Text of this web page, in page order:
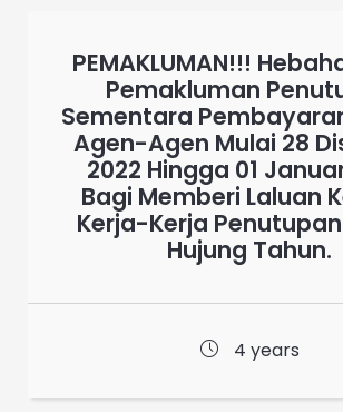
PEMAKLUMAN!!!
Pemakluman
Sementara
Agen-Agen Mulai 28
2022 Hingga 01
Bagi Memberi Laluan
Kerja-Kerja
Hujung Tahun.
4 years